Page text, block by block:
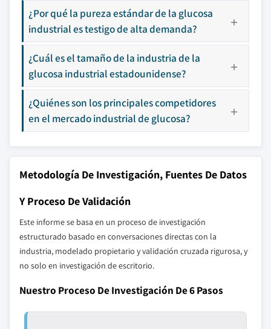
¿Por qué la pureza estándar de la glucosa
industrial es testigo de alta demanda?
¿Cuál es el tamaño de la industria de la
glucosa industrial estadounidense?
¿Quiénes son los principales competidores
en el mercado industrial de glucosa?
Metodología De Investigación, Fuentes De Datos
Y Proceso De Validación
Este informe se basa en un proceso de investigación
estructurado basado en conversaciones directas con la
industria, modelado propietario y validación cruzada rigurosa, y
no solo en investigación de escritorio.
Nuestro Proceso De Investigación De 6 Pasos